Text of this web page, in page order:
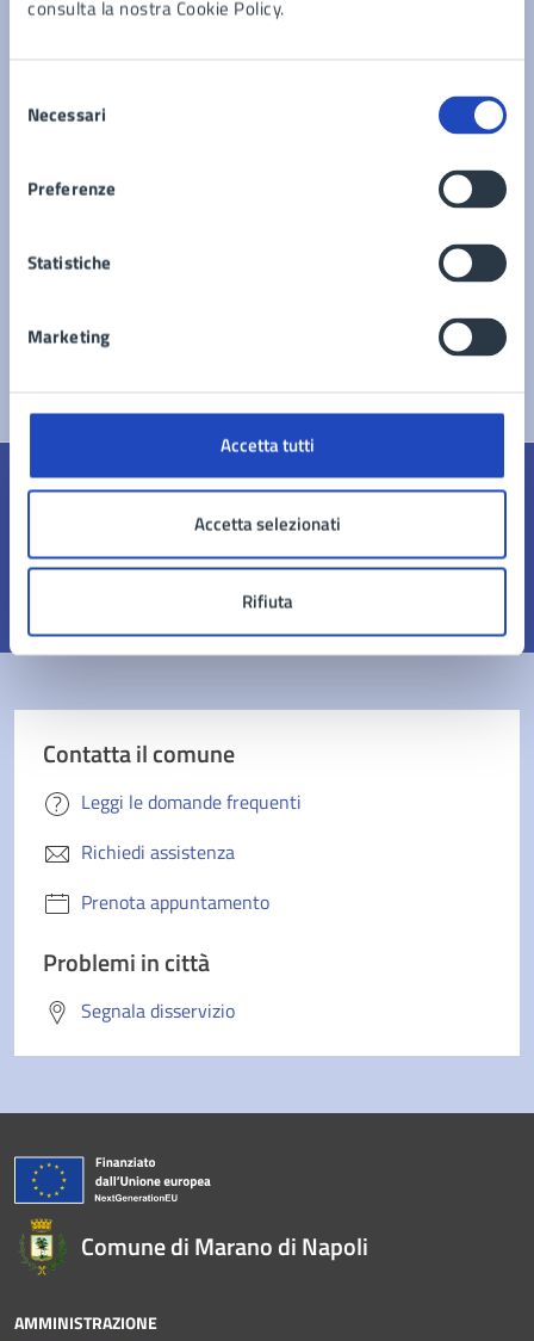
consulta la nostra Cookie Policy.
delNecessari
Preferenze
Statistiche
Marketing
Accetta tutti
Accetta selezionati
Rifiuta
Elenco Beni Confiscati
Contatta il comune
Leggi le domande frequenti
Richiedi assistenza
Prenota appuntamento
Problemi in città
Segnala disservizio
Comune di Marano di Napoli
AMMINISTRAZIONE